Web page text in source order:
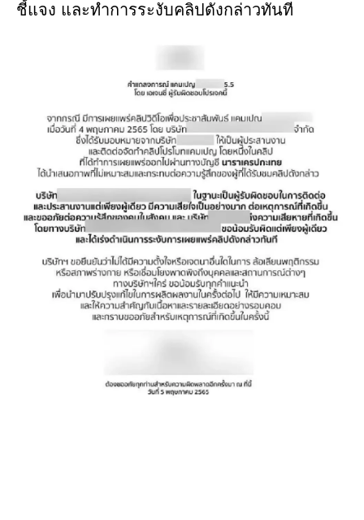
ชี้แจง และทำการระงับคลิปดังกล่าวทันที